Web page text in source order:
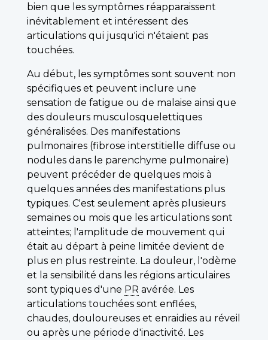
bien que les symptômes réapparaissent
inévitablement et intéressent des
articulations qui jusqu'ici n'étaient pas
touchées.
Au début, les symptômes sont souvent non
spécifiques et peuvent inclure une
sensation de fatigue ou de malaise ainsi que
des douleurs musculosquelettiques
généralisées. Des manifestations
pulmonaires (fibrose interstitielle diffuse ou
nodules dans le parenchyme pulmonaire)
peuvent précéder de quelques mois à
quelques années des manifestations plus
typiques. C'est seulement après plusieurs
semaines ou mois que les articulations sont
atteintes; l'amplitude de mouvement qui
était au départ à peine limitée devient de
plus en plus restreinte. La douleur, l'odème
et la sensibilité dans les régions articulaires
sont typiques d'une PR avérée. Les
articulations touchées sont enflées,
chaudes, douloureuses et enraidies au réveil
ou après une période d'inactivité. Les